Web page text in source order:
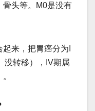
骨头等。M0是没有
来，把胃癌分为I
没转移），IV期属